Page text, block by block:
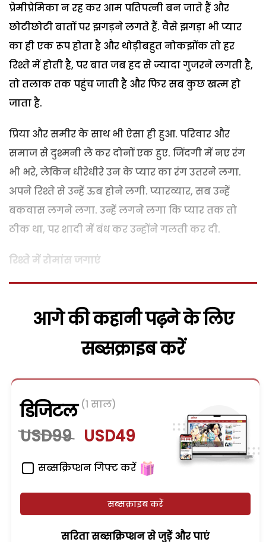
प्रेमीप्रेमिका न रह कर आम पतिपत्नी बन जाते हैं और
छोटीछोटी बातों पर झगड़ने लगते हैं. वैसे झगड़ा भी प्यार
का ही एक रूप होता है और थोड़ीबहुत नोकझोंक तो हर
रिश्ते में होती है, पर बात जब हद से ज्यादा गुजरने लगती है,
तो तलाक तक पहुंच जाती है और फिर सब कुछ खत्म हो
जाता है.
प्रिया और समीर के साथ भी ऐसा ही हुआ. परिवार और
समाज से दुश्मनी ले कर दोनों एक हुए. जिंदगी में नए रंग
भी भरे, लेकिन धीरेधीरे उन के प्यार का रंग उतरने लगा.
अपने रिश्ते से उन्हें ऊब होने लगी. प्यारव्यार, सब उन्हें
बकवास लगने लगा. उन्हें लगने लगा कि प्यार तक तो
ठीक था, पर शादी में बंध कर उन्होंने गलती कर दी.
रिश्ते में रोमांस जगाएं
आगे की कहानी पढ़ने के लिए
सब्सक्राइब करें
डिजिटल (1 साल)
USD99 USD49
सब्सक्रिप्शन गिफ्ट करें
सब्सक्राइब करें
सरिता सब्सक्रिप्शन से जुड़ेें और पाएं